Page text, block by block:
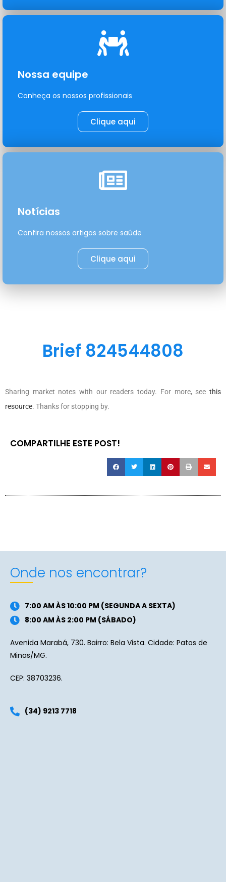
Nossa equipe
Conheça os nossos profissionais
Clique aqui
Notícias
Confira nossos artigos sobre saúde
Clique aqui
Brief 824544808
Sharing market notes with our readers today. For more, see this
resource. Thanks for stopping by.
COMPARTILHE ESTE POST!
Onde nos encontrar?
7:00 AM ÀS 10:00 PM (SEGUNDA A SEXTA)
8:00 AM ÀS 2:00 PM (SÁBADO)
Avenida Marabá, 730. Bairro: Bela Vista. Cidade: Patos de
Minas/MG.
CEP: 38703236.
(34) 9213 7718